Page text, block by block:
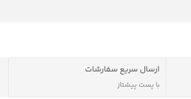
ارسال سریع سفارشات
با پست پیشتاز